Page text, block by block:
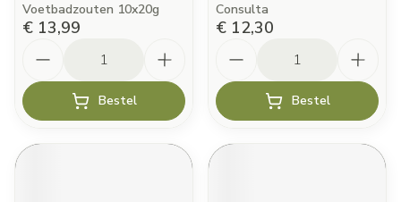
Voetbadzouten 10x20g
€ 13,99
Bestel
Consulta
€ 12,30
Bestel